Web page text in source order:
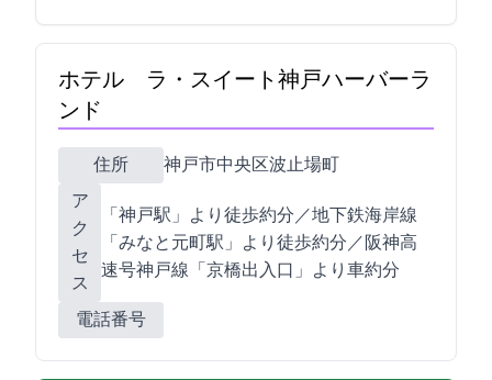
ホテル ラ・スイート神戸ハーバーラ
ンド
住所
神戸市中央区波止場町7-2
ア
ク
セ
ス
JR「神戸駅」より徒歩約10分／地下鉄海岸線
「みなと元町駅」より徒歩約4分／阪神高
速3号神戸線「京橋出入口」より車約5分
電話番号